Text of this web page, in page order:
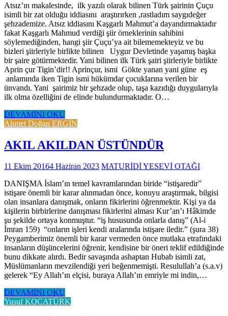
Atsız’ın makalesinde, ilk yazılı olarak bilinen Türk şairinin Çuçu
isimli bir zat olduğu iddiasını araştırırken ,rastladım saygıdeğer
şehzademize. Atsız iddiasını Kaşgarlı Mahmut’a dayandırmaktadır
fakat Kaşgarlı Mahmud verdiği şiir örneklerinin sahibini
söylemediğinden, hangi şiir Çuçu’ya ait bilememekteyiz ve bu
bizleri şiirleriyle birlikte bilinen Uygur Devletinde yaşamış başka
bir şaire götürmektedir. Yani bilinen ilk Türk şairi şiirleriyle birlikte
Aprin çur Tigin’dir!! Aprinçur, ismi Gökte yanan yani güne eş
anlamında iken Tigin ismi hükümdar çocuklarına verilen bir
ünvandı. Yani şairimiz bir şehzade olup, taşa kazıdığı duygularıyla
ilk olma özelliğini de elinde bulundurmaktadır. O…
DEVAMINI OKU
Ahmet Doğan ERGİN
AKIL AKILDAN ÜSTÜNDÜR
11 Ekim 20164 Haziran 2023 MATURİDİ YESEVİ OTAĞI
DANIŞMA İslam’ın temel kavramlarından biride “istişaredir”
istişare önemli bir karar alınmadan önce, konuyu araştırmak, bilgisi
olan insanlara danışmak, onların fikirlerini öğrenmektir. Kişi ya da
kişilerin birbirlerine danışması fikirlerini alması Kur’an’ı Hâkimde
şu şekilde ortaya konmuştur. “iş hususunda onlarla danış” (Al-i
İmran 159) “onların işleri kendi aralarında istişare iledir.” (şura 38)
Peygamberimiz önemli bir karar vermeden önce mutlaka etrafındaki
insanların düşüncelerini öğrenir, kendisine bir öneri teklif edildiğinde
bunu dikkate alırdı. Bedir savaşında ashaptan Hubab isimli zat,
Müslümanların mevzilendiği yeri beğenmemişti. Resulullah’a (s.a.v)
gelerek “Ey Allah’ın elçisi, buraya Allah’ın emriyle mi indin,…
DEVAMINI OKU
Yusuf KOCATÜRK